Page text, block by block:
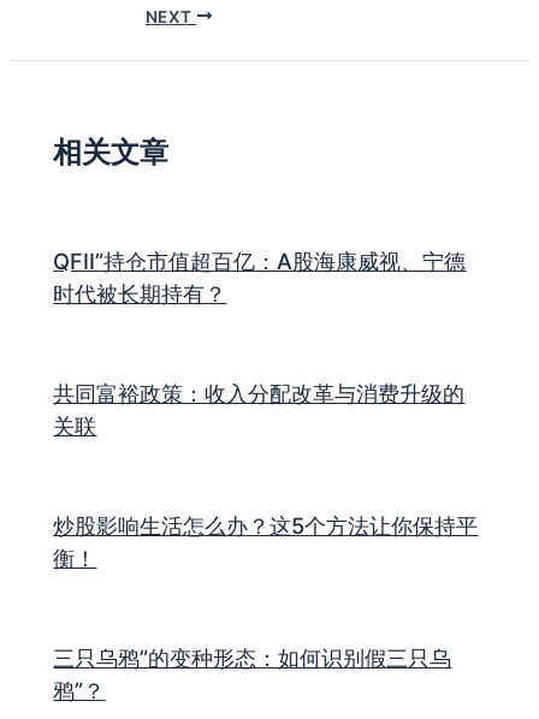
NEXT
相关文章
QFII”持仓市值超百亿：A股海康威视、宁德
时代被长期持有？
共同富裕政策：收入分配改革与消费升级的
关联
炒股影响生活怎么办？这5个方法让你保持平
衡！
三只乌鸦”的变种形态：如何识别假三只乌
鸦”？